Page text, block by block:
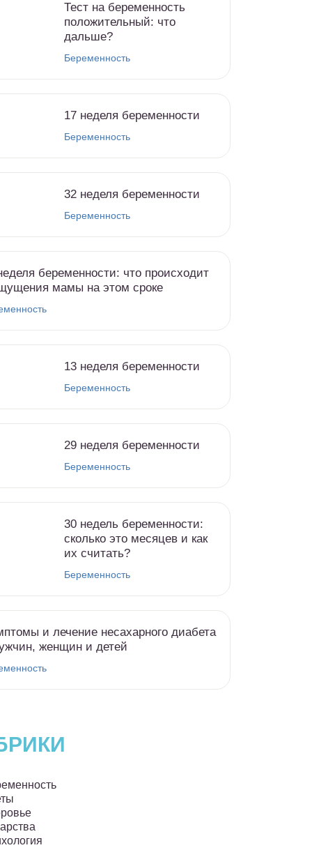
Тест на беременность
положительный: что
дальше?
Беременность
17 неделя беременности
Беременность
32 неделя беременности
Беременность
беременности: что происходит
мамы на этом сроке
13 неделя беременности
Беременность
29 неделя беременности
Беременность
30 недель беременности:
сколько это месяцев и как
их считать?
Беременность
и лечение несахарного диабета
женщин и детей